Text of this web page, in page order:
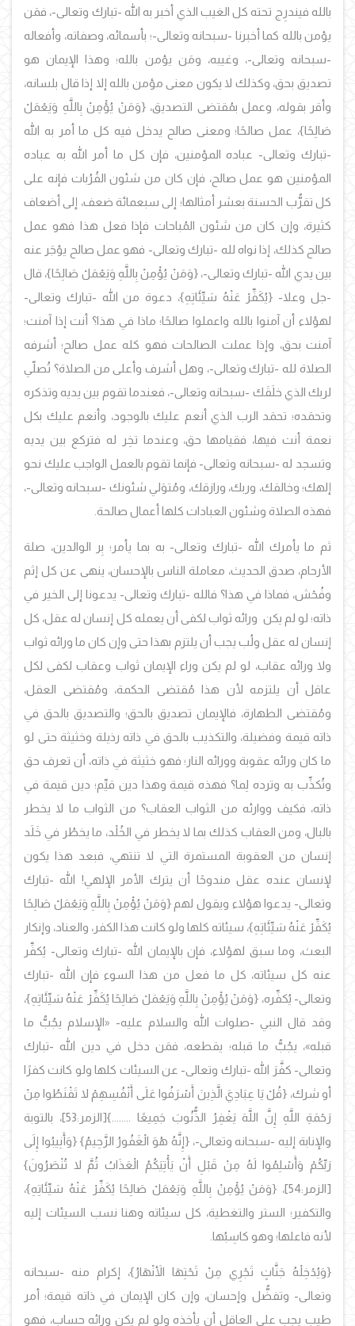
بالله فيندرِج تحته كل الغيب الذي أخبر به الله -تبارك وتعالى-، فمَن
يؤمن بالله كما أخبرنا -سبحانه وتعالى-؛ بأسمائه، وصفاته، وأفعاله
-سبحانه وتعالى-، وغيبه، ومَن يؤمن بالله؛ وهذا الإيمان هو
تصديق بحق، وكذلك لا يكون معنى مؤمن بالله إلا إذا قال بلسانه،
وأقر بقوله، وعمل بمُقتضى التصديق، {وَمَنْ يُؤْمِنْ بِاللَّهِ وَيَعْمَلْ
صَالِحًا}، عمل صالحًا؛ ومعنى صالح يدخل فيه كل ما أمر به الله
-تبارك وتعالى- عباده المؤمنين، فإن كل ما أمر الله به عباده
المؤمنين هو عمل صالح، فإن كان من شئون القُرُبات فإنه على
كل تقرُّب الحسنة بعشر أمثالها؛ إلى سبعمائة ضعف، إلى أضعاف
كثيرة، وإن كان من شئون المُباحات فإذا فعل هذا فهو عمل
صالح كذلك، إذا نواه لله -تبارك وتعالى- فهو عمل صالح يؤجَر عنه
بين يدي الله -تبارك وتعالى-، {وَمَنْ يُؤْمِنْ بِاللَّهِ وَيَعْمَلْ صَالِحًا}، قال
-جل وعلا- {يُكَفِّرْ عَنْهُ سَيِّئَاتِهِ}، دعوة من الله -تبارك وتعالى-
لهؤلاء أن آمنوا بالله واعملوا صالحًا؛ ماذا في هذا؟ أنت إذا آمنت؛
آمنت بحق، وإذا عملت الصالحات فهو كله عمل صالح؛ أشرفه
الصلاة لله -تبارك وتعالى-، وهل أشرف وأعلى من الصلاة؟ تُصلّي
لربك الذي خلَقَك -سبحانه وتعالى-، فعندما تقوم بين يديه وتذكره
وتحمَده؛ تحمَد الرب الذي أنعم عليك بالوجود، وأنعم عليك بكل
نعمة أنت فيها، فقيامها حق، وعندما تخِر له فتركع بين يديه
وتسجد له -سبحانه وتعالى- فإنما تقوم بالعمل الواجب عليك نحو
إلهك؛ وخالقك، وربك، ورازقك، ومُتوَلي شئونك -سبحانه وتعالى-،
فهذه الصلاة وشئون العبادات كلها أعمال صالحة.
ثم ما يأمرك الله -تبارك وتعالى- به بما يأمر؛ بِر الوالدين، صلة
الأرحام، صدق الحديث، معاملة الناس بالإحسان، ينهى عن كل إثم
وفُحْش، فماذا في هذا؟ فالله -تبارك وتعالى- يدعونا إلى الخير في
ذاته؛ لو لم يكن ورائه ثواب لكفى أن يعمله كل إنسان له عقل، كل
إنسان له عقل ولُب يجب أن يلتزم بهذا حتى وإن كان ما ورائه ثواب
ولا ورائه عقاب، لو لم يكن وراء الإيمان ثواب وعقاب لكفى لكل
عاقل أن يلتزمه لأن هذا مُقتضى الحكمة، ومُقتضى العقل،
ومُقتضى الطهارة، فالإيمان تصديق بالحق؛ والتصديق بالحق في
ذاته قيمة وفضيلة، والتكذيب بالحق في ذاته رذيلة وخثيثة حتى لو
ما كان ورائه عقوبة وورائه النار؛ فهو خثيثة في ذاته، أن تعرف حق
وتُكذِّب به وترده لِما؟ فهذه قيمة وهذا دين قيِّم؛ دين قيمة في
ذاته، فكيف ووارئه من الثواب العقاب؟ من الثواب ما لا يخطر
بالبال، ومن العقاب كذلك بما لا يخطر في الخُلْد، ما يخطُر في خَلَد
إنسان من العقوبة المستمرة التي لا تنتهي، فبعد هذا يكون
لإنسان عنده عقل مندوحًا أن يترك الأمر الإلهي! الله -تبارك
وتعالى- يدعوا هؤلاء ويقول لهم {وَمَنْ يُؤْمِنْ بِاللَّهِ وَيَعْمَلْ صَالِحًا
يُكَفِّرْ عَنْهُ سَيِّئَاتِهِ}، سيئاته كلها ولو كانت هذا الكفر، والعناد، وإنكار
البعث، وما سبق لهؤلاء، فإن بالإيمان الله -تبارك وتعالى- يُكفِّر
عنه كل سيئاته، كل ما فعل من هذا السوء فإن الله -تبارك
وتعالى- يُكفِّره، {وَمَنْ يُؤْمِنْ بِاللَّهِ وَيَعْمَلْ صَالِحًا يُكَفِّرْ عَنْهُ سَيِّئَاتِهِ}،
وقد قال النبي -صلوات الله والسلام عليه- «الإسلام يجُبُّ ما
قبله»، يجُبُّ ما قبله؛ يقطعه، فمَن دخل في دين الله -تبارك
وتعالى- كفَّرَ الله -تبارك وتعالى- عن السيئات كلها ولو كانت كفرًا
أو شرك، {قُلْ يَا عِبَادِيَ الَّذِينَ أَسْرَفُوا عَلَى أَنْفُسِهِمْ لا تَقْنَطُوا مِنْ
رَحْمَةِ اللَّهِ إِنَّ اللَّهَ يَغْفِرُ الذُّنُوبَ جَمِيعًا ........}
[الزمر:53]، بالتوبة
والإنابة إليه -سبحانه وتعالى-،{إِنَّهُ هُوَ الْغَفُورُ الرَّحِيمُ} {وَأَنِيبُوا إِلَى
رَبِّكُمْ وَأَسْلِمُوا لَهُ مِنْ قَبْلِ أَنْ يَأْتِيَكُمُ الْعَذَابُ ثُمَّ لا تُنْصَرُونَ}
[الزمر:54]،
{وَمَنْ يُؤْمِنْ بِاللَّهِ وَيَعْمَلْ صَالِحًا يُكَفِّرْ عَنْهُ سَيِّئَاتِهِ}،
والتكفير؛ الستر والتغطية، كل سيئاته وهنا نسب السيئات إليه
لأنه فاعلها؛ وهو كاسِبُها.
{وَيُدْخِلْهُ جَنَّاتٍ تَجْرِي مِنْ تَحْتِهَا الأَنْهَارُ}، إكرام منه -سبحانه
وتعالى- وتفضُّل وإحسان، وإن كان الإيمان في ذاته قيمة؛ أمر
طيب يجب على العاقل أن يأخذه ولو لم يكن ورائه حساب، فهو